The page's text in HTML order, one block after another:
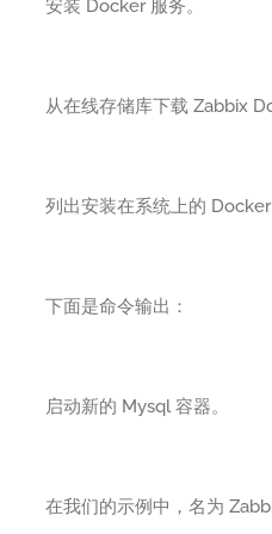
安装 Docker 服务。
从在线存储库下载 Zabbix
列出安装在系统上的 Docker
下面是命令输出：
启动新的 Mysql 容器。
在我们的示例中，名为